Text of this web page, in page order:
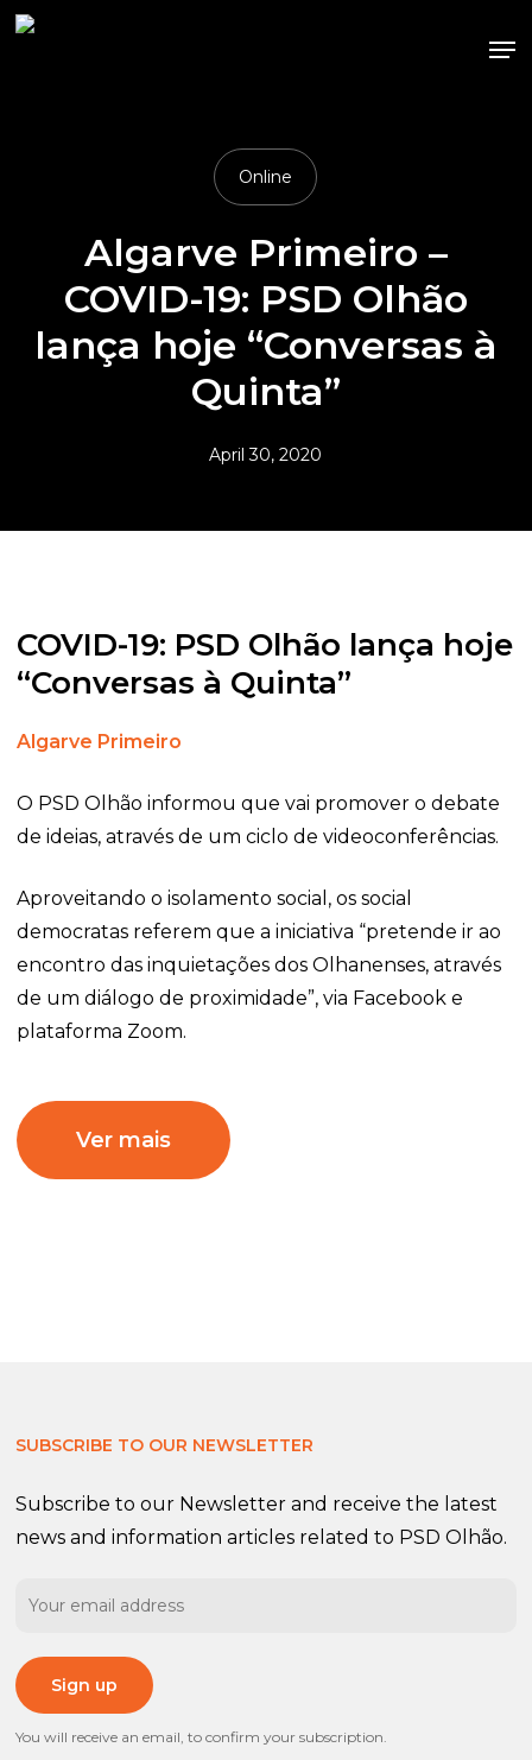
Skip
Online
Algarve Primeiro –
COVID-19: PSD Olhão
lança hoje “Conversas à
Quinta”
April 30, 2020
COVID-19: PSD Olhão lança hoje
“Conversas à Quinta”
Algarve Primeiro
O PSD Olhão informou que vai promover o debate
de ideias, através de um ciclo de videoconferências.
Aproveitando o isolamento social, os social
democratas referem que a iniciativa “pretende ir ao
encontro das inquietações dos Olhanenses, através
de um diálogo de proximidade”, via Facebook e
plataforma Zoom.
Ver mais
SUBSCRIBE TO OUR NEWSLETTER
Subscribe to our Newsletter and receive the latest
news and information articles related to PSD Olhão.
You will receive an email, to confirm your subscription.